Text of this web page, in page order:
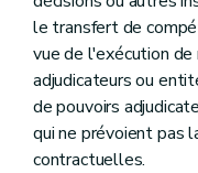
le transfert de
vue de l'exécution
adjudicateurs ou
de pouvoirs
qui ne prévoient pas
contractuelles.